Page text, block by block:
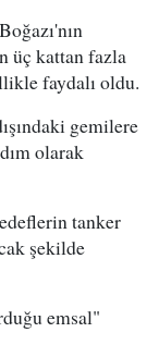
üç kattan fazla
faydalı oldu.
gemilere
olarak
tanker
şekilde
emsal"